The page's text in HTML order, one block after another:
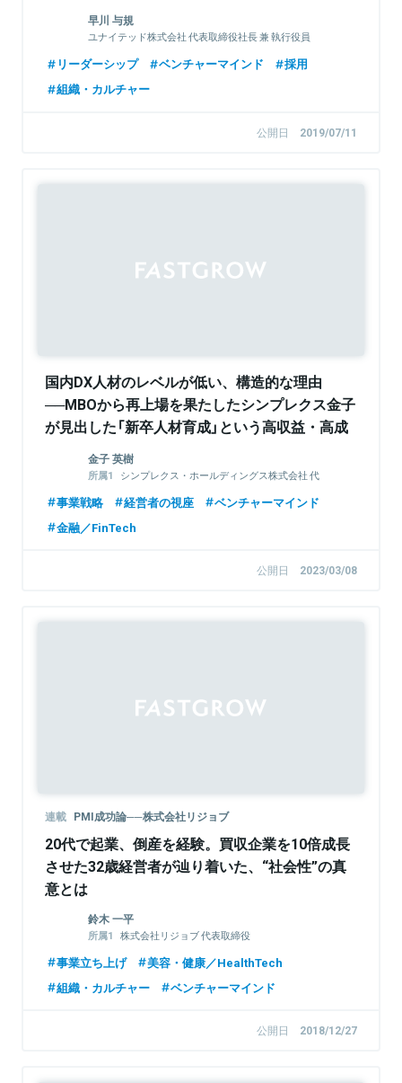
早川 与規
ユナイテッド株式会社 代表取締役社長 兼 執行役員
リーダーシップ ベンチャーマインド
採用
組織・カルチャー
公開日 2019/07/11
国内DX人材のレベルが低い、構造的な理由
──MBOから再上場を果たしたシンプレクス金子
が見出した「新卒人材育成」という高収益・高成
長を維持する経営スタイルの全貌
金子 英樹
シンプレクス・ホールディングス株式会社 代
シンプレクス株式会社 代表取締役社長（CEO）
事業戦略 経営者の視座
ベンチャーマインド
金融／FinTech
公開日 2023/03/08
連載 PMI成功論──株式会社リジョブ
20代で起業、倒産を経験。買収企業を10倍成長
させた32歳経営者が辿り着いた、“社会性”の真
意とは
鈴木 一平
株式会社リジョブ 代表取締役
事業立ち上げ
美容・健康／HealthTech
組織・カルチャー
ベンチャーマインド
公開日 2018/12/27